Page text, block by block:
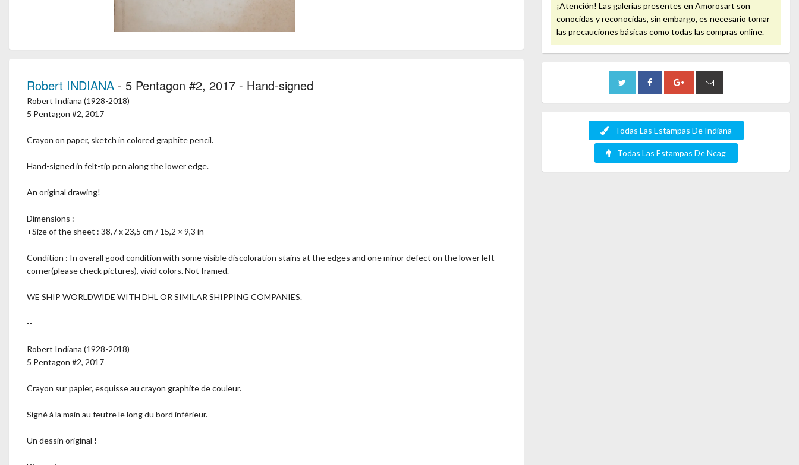
Robert INDIANA - 5 Pentagon #2, 2017 - Hand-signed
Robert Indiana (1928-2018)
5 Pentagon #2, 2017
Crayon on paper, sketch in colored graphite pencil.
Hand-signed in felt-tip pen along the lower edge.
An original drawing!
Dimensions :
+Size of the sheet : 38,7 x 23,5 cm / 15,2 × 9,3 in
Condition : In overall good condition with some visible discoloration stains at the edges and one minor defect on the lower left
corner(please check pictures), vivid colors. Not framed.
WE SHIP WORLDWIDE WITH DHL OR SIMILAR SHIPPING COMPANIES.
--
Robert Indiana (1928-2018)
5 Pentagon #2, 2017
Crayon sur papier, esquisse au crayon graphite de couleur.
Signé à la main au feutre le long du bord inférieur.
Un dessin original !
¡Atención! Las galerias presentes en Amorosart son
conocidas y reconocidas, sin embargo, es necesario tomar
las precauciones básicas como todas las compras online.
Todas Las Estampas De Indiana
Todas Las Estampas De Ncag